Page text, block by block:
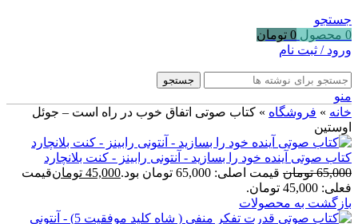
جستجو
0 محصول 0 تومان
ورود / ثبت نام
جستجو
منو
خانه » فروشگاه » کتاب صوتی اتفاق خوب در راه است – جوئل
اوستین
کتاب صوتی آینده خود را بسازید - آنتونی رابینز - کنت بلانچارد
65,000 تومان قیمت اصلی: 65,000 تومان بود. 45,000 تومانقیمت
فعلی: 45,000 تومان.
بازگشت به محصولات